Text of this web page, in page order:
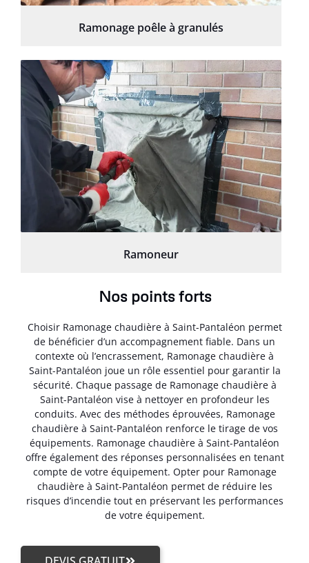
Ramonage poêle à granulés
Ramoneur
Nos points forts
Choisir Ramonage chaudière à Saint-Pantaléon permet
de bénéficier d’un accompagnement fiable. Dans un
contexte où l’encrassement, Ramonage chaudière à
Saint-Pantaléon joue un rôle essentiel pour garantir la
sécurité. Chaque passage de Ramonage chaudière à
Saint-Pantaléon vise à nettoyer en profondeur les
conduits. Avec des méthodes éprouvées, Ramonage
chaudière à Saint-Pantaléon renforce le tirage de vos
équipements. Ramonage chaudière à Saint-Pantaléon
offre également des réponses personnalisées en tenant
compte de votre équipement. Opter pour Ramonage
chaudière à Saint-Pantaléon permet de réduire les
risques d’incendie tout en préservant les performances
de votre équipement.